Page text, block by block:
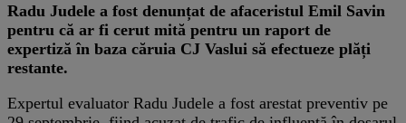
Radu Judele a fost denunțat de afaceristul Emil Savin
pentru că ar fi cerut mită pentru un raport de
expertiză în baza căruia CJ Vaslui să efectueze plăți
restante.
Expertul evaluator Radu Judele a fost arestat preventiv pe